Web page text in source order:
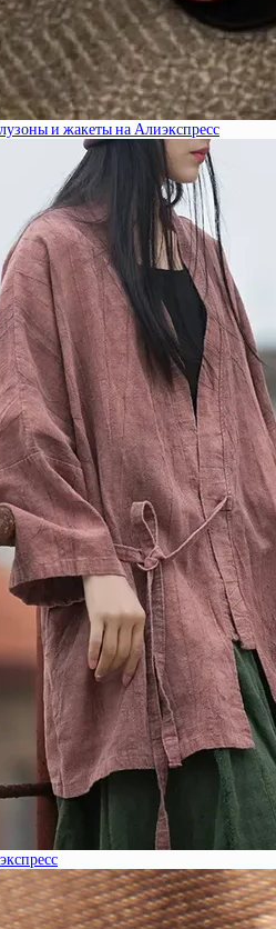
и жакеты на Алиэкспресс